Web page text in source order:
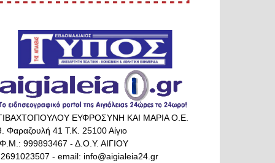
ΕΥΦΡΟΣΥΝΗ ΚΑΙ ΜΑΡΙΑ Ο.Ε.
Φαραζουλή 41 Τ.Κ. 25100 Αίγιο
999893467 - Δ.Ο.Υ. ΑΙΓΙΟΥ
- email: info@aigialeia24.gr